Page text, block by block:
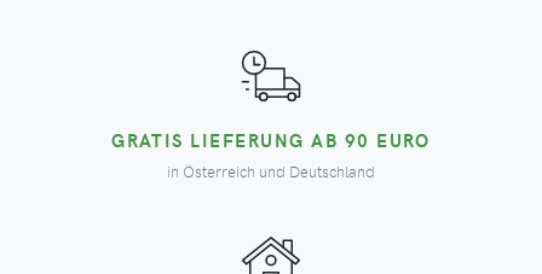
GRATIS LIEFERUNG AB 90 EURO
in Österreich und Deutschland